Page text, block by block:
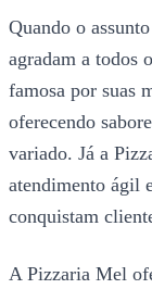
Quando o
agradam a todos
famosa por suas
oferecendo
variado. Já a
atendimento ágil
conquistam
A Pizzaria Mel